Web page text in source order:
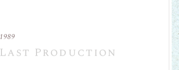
1989
Last Production